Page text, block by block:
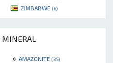
ZIMBABWE (6)
MINERAL
» AMAZONITE (35)